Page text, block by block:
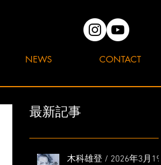
NEWS CONTACT
最新記事
木科雄登 / 2026年3月19